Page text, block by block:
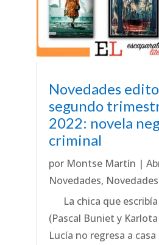
Novedades
segundo
2022: novela
criminal
por Montse Martín |
Novedades,
La chica que escribía
(Pascal Buniet y
Lucía no regresa a